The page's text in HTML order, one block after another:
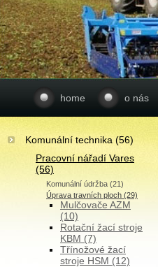
home o nás
Komunální technika (56)
Pracovní nářadí Vares
(56)
Komunální údržba (21)
Úprava travních ploch (29)
Mulčovače AZM
(10)
Rotační žací stroje
KBM (7)
Třínožové žací
stroje HSM (12)